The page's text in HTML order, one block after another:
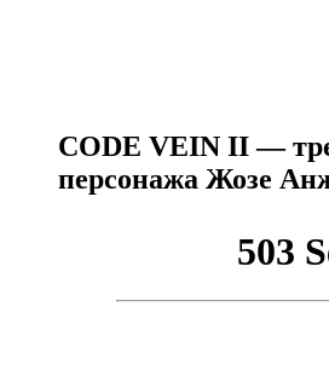
CODE VEIN II —
персонажа Жозе